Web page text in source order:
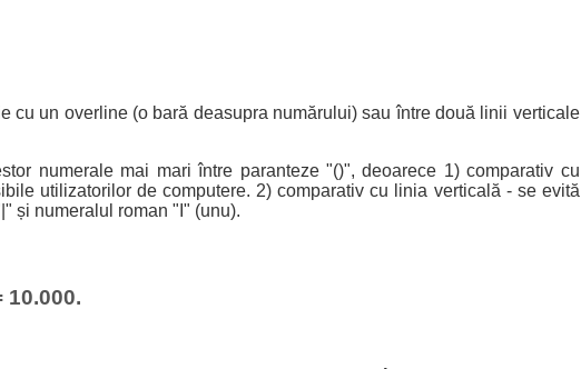
cu un overline (o bară deasupra numărului) sau între două linii verticale
numerale mai mari între paranteze "()", deoarece 1) comparativ cu
utilizatorilor de computere. 2) comparativ cu linia verticală - se evită
și numeralul roman "I" (unu).
10.000.